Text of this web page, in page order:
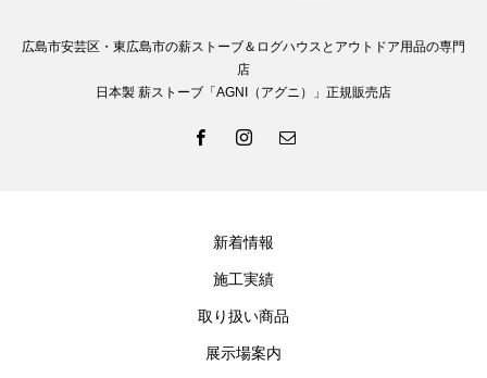
広島市安芸区・東広島市の薪ストーブ＆ログハウスとアウトドア用品の専門
店
日本製 薪ストーブ「AGNI（アグニ）」正規販売店
新着情報
施工実績
取り扱い商品
展示場案内